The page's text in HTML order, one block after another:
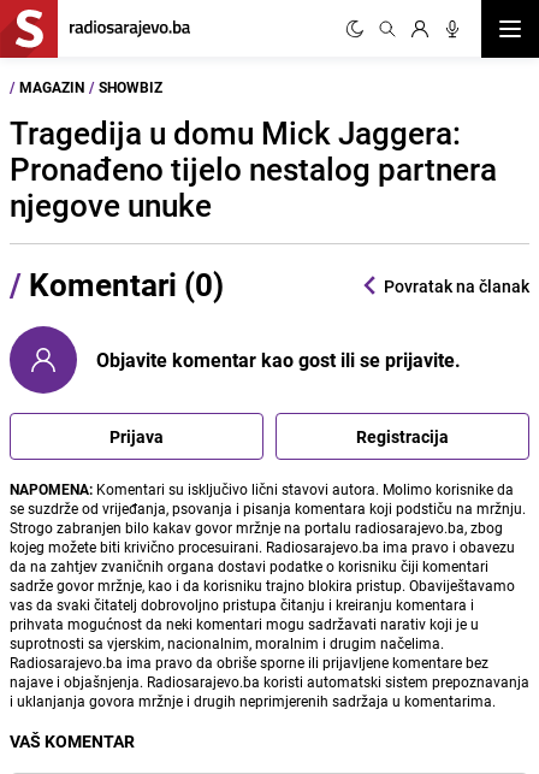
/ MAGAZIN / SHOWBIZ
Tragedija u domu Mick Jaggera:
Pronađeno tijelo nestalog partnera
njegove unuke
/ Komentari (0) Povratak na članak
Objavite komentar kao gost ili se prijavite.
Prijava Registracija
NAPOMENA: Komentari su isključivo lični stavovi autora. Molimo korisnike da
se suzdrže od vrijeđanja, psovanja i pisanja komentara koji podstiču na mržnju.
Strogo zabranjen bilo kakav govor mržnje na portalu radiosarajevo.ba, zbog
kojeg možete biti krivično procesuirani. Radiosarajevo.ba ima pravo i obavezu
da na zahtjev zvaničnih organa dostavi podatke o korisniku čiji komentari
sadrže govor mržnje, kao i da korisniku trajno blokira pristup. Obaviještavamo
vas da svaki čitatelj dobrovoljno pristupa čitanju i kreiranju komentara i
prihvata mogućnost da neki komentari mogu sadržavati narativ koji je u
suprotnosti sa vjerskim, nacionalnim, moralnim i drugim načelima.
Radiosarajevo.ba ima pravo da obriše sporne ili prijavljene komentare bez
najave i objašnjenja. Radiosarajevo.ba koristi automatski sistem prepoznavanja
i uklanjanja govora mržnje i drugih neprimjerenih sadržaja u komentarima.
VAŠ KOMENTAR